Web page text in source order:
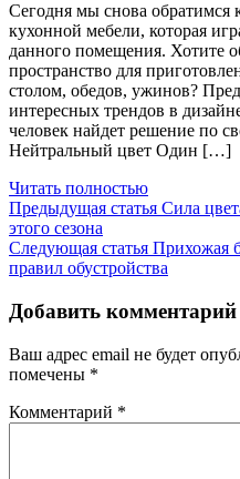
Сегодня мы снова обратимся
кухонной мебели, которая
данного помещения. Хотите
пространство для
столом, обедов, ужинов?
интересных трендов в
человек найдет решение по
Нейтральный цвет Один […]
Читать полностью
Предыдущая статья Сила
этого сезона
Следующая статья Прихожая
правил обустройства
Добавить комментарий
Ваш адрес email не будет
помечены *
Комментарий *